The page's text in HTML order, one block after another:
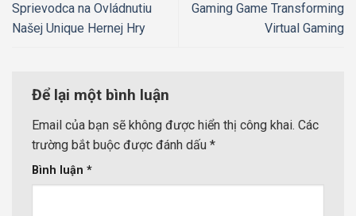
Sprievodca na Ovládnutiu
Našej Unique Hernej Hry
Gaming Game Transforming
Virtual Gaming
Để lại một bình luận
Email của bạn sẽ không được hiển thị công khai. Các
trường bắt buộc được đánh dấu *
Bình luận *